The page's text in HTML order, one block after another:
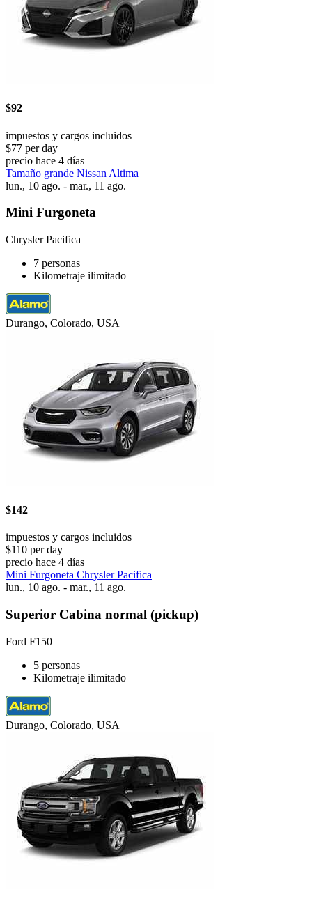
$92
impuestos y cargos incluidos
$77 per day
precio hace 4 días
Tamaño grande Nissan Altima
lun., 10 ago. - mar., 11 ago.
Mini Furgoneta
Chrysler Pacifica
7 personas
Kilometraje ilimitado
Durango, Colorado, USA
$142
impuestos y cargos incluidos
$110 per day
precio hace 4 días
Mini Furgoneta Chrysler Pacifica
lun., 10 ago. - mar., 11 ago.
Superior Cabina normal (pickup)
Ford F150
5 personas
Kilometraje ilimitado
Durango, Colorado, USA